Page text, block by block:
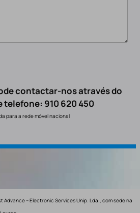
contactar-nos através do
telefone: 910 620 450
para a rede móvel nacional
Advance – Electronic Services Unip. Lda., com sede na